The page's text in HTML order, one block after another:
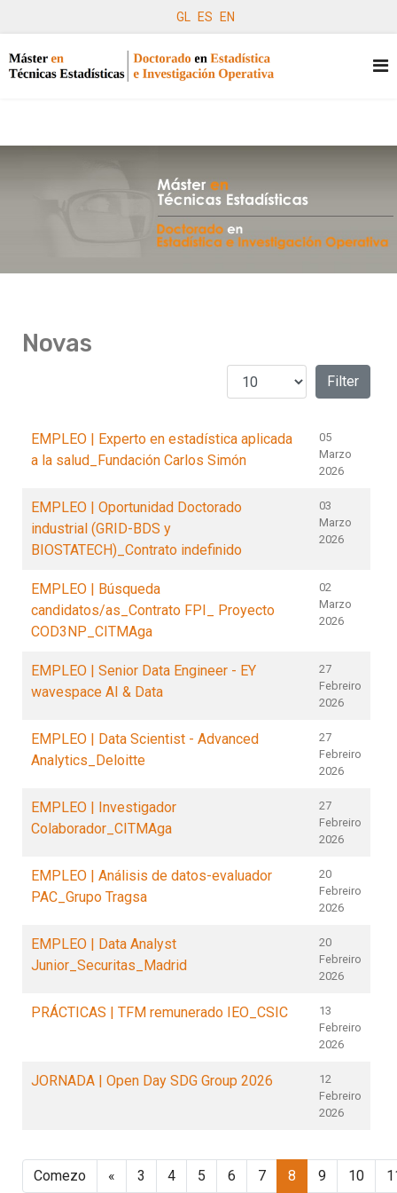
GL ES EN
Novas
Amosar # Filter
EMPLEO | Experto en estadística aplicada
a la salud_Fundación Carlos Simón
05
Marzo
2026
EMPLEO | Oportunidad Doctorado
industrial (GRID-BDS y
BIOSTATECH)_Contrato indefinido
03
Marzo
2026
EMPLEO | Búsqueda
candidatos/as_Contrato FPI_ Proyecto
COD3NP_CITMAga
02
Marzo
2026
EMPLEO | Senior Data Engineer - EY
wavespace AI & Data
27
Febreiro
2026
EMPLEO | Data Scientist - Advanced
Analytics_Deloitte
27
Febreiro
2026
EMPLEO | Investigador
Colaborador_CITMAga
27
Febreiro
2026
EMPLEO | Análisis de datos-evaluador
PAC_Grupo Tragsa
20
Febreiro
2026
EMPLEO | Data Analyst
Junior_Securitas_Madrid
20
Febreiro
2026
PRÁCTICAS | TFM remunerado IEO_CSIC
13
Febreiro
2026
JORNADA | Open Day SDG Group 2026
12
Febreiro
2026
Comezo « 3 4 5 6 7 8 9 10